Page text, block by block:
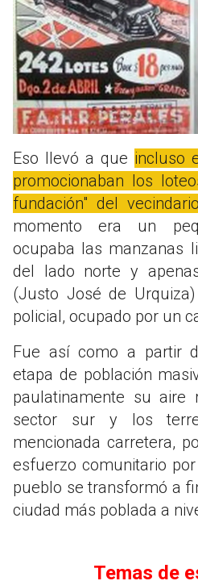
Eso llevó a que incluso
promocionaban los
fundación" del vecindario
momento era un
ocupaba las manzanas
del lado norte y
(Justo José de
policial, ocupado por un
Fue así como a partir
etapa de población
paulatinamente su aire
sector sur y los
mencionada carretera,
esfuerzo comunitario
pueblo se transformó a
ciudad más poblada a
Temas de